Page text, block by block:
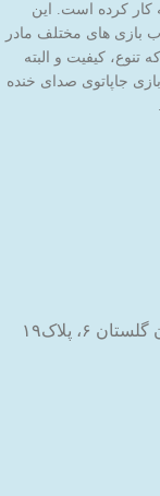
کار کرده است. این
15 سال خرید اسباب بازی های مختلف مادر
کیفیت و البته
جاپاتوی صدای خنده
۶، پلاک۱۹